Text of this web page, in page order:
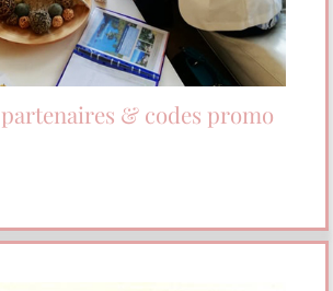
& codes promo